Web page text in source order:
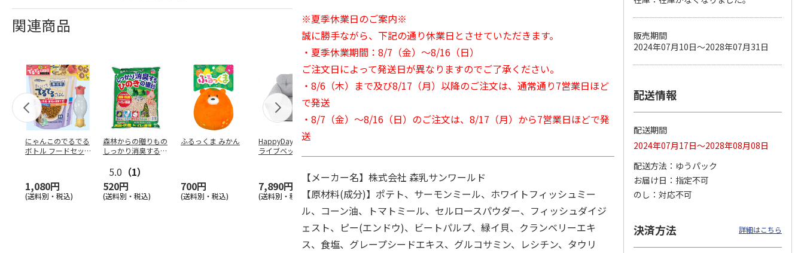
関連商品
にゃんこのでるでる
ボトル フードセッ
1,080円
(送料別・税込)
森林からの贈りもの
しっかり消臭するひ
5.0 （1）
520円
(送料別・税込)
ふるっくま みかん
700円
(送料別・税込)
HappyDays 2wayド
ライブベッド グレ
7,890円
(送料別・税込)
イレ ナチュラルグ
1,550円
(送料別・税込)
ンド 4L
1,320円
(送料別・税込)
ぐるぐるボーン型 S
(送料別・税込)
こ用 まぐろ・かつ
(送料別・税込)
ペット線香 虹のか
なた フルーティフ
ローラルの香り
590円
(送料別・税込)
鈴虫の経木 3枚入
※夏季休業日のご案内※
誠に勝手ながら、下記の通り休業日とさせていただきます。
・夏季休業期間：8/7（金）～8/16（日）
ご注文日によって発送日が異なりますのでご了承ください。
・8/6（木）まで及び8/17（月）以降のご注文は、通常通り7営業日ほど
で発送
・8/7（金）～8/16（日）のご注文は、8/17（月）から7営業日ほどで発
送
【メーカー名】株式会社 森乳サンワールド
【原材料(成分)】ポテト、サーモンミール、ホワイトフィッシュミー
ル、コーン油、トマトミール、セルロースパウダー、フィッシュダイジ
ェスト、ピー(エンドウ)、ビートパルプ、緑イ貝、クランベリーエキ
ス、食塩、グレープシードエキス、グルコサミン、レシチン、タウリ
販売期間
2024年07月10日～2028年07月31日
配送情報
配送期間
2024年07月17日～2028年08月08日
配送方法
ゆうパック
お届け日
指定不可
のし
対応不可
決済方法 詳細はこちら